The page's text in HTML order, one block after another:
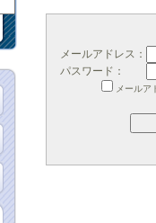
メールアドレス：
パスワード：
メールア